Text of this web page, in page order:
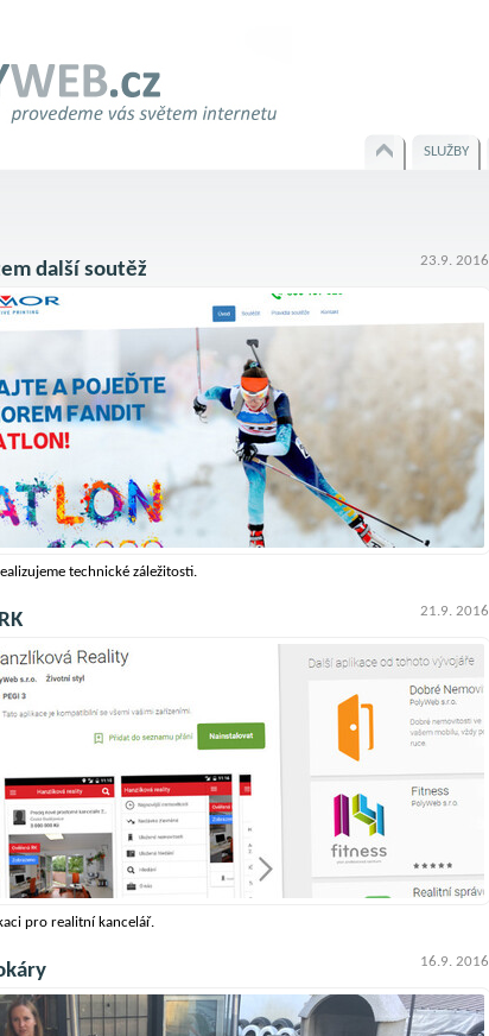
SLUŽBY
23.9. 2016
další soutěž
technické záležitosti.
21.9. 2016
pro realitní kancelář.
16.9. 2016